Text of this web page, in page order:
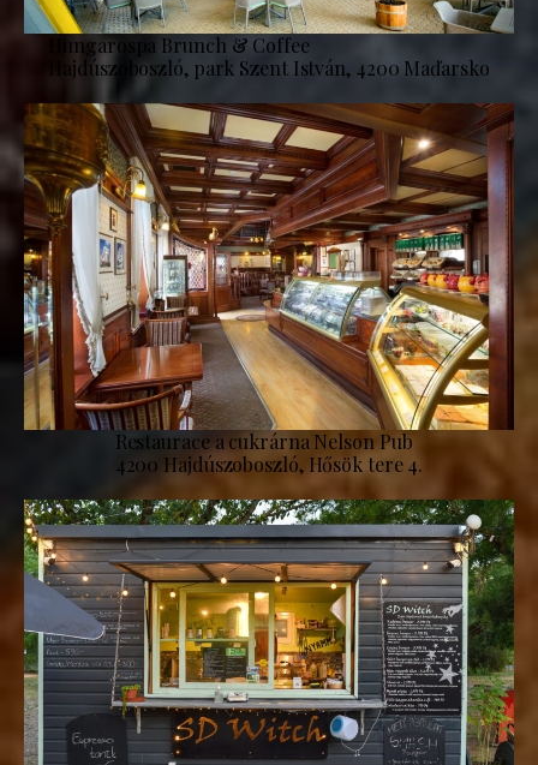
Hungarospa Brunch & Coffee
Hajdúszoboszló, park Szent István, 4200 Maďarsko
Restaurace a cukrárna Nelson Pub
4200 Hajdúszoboszló, Hősök tere 4.